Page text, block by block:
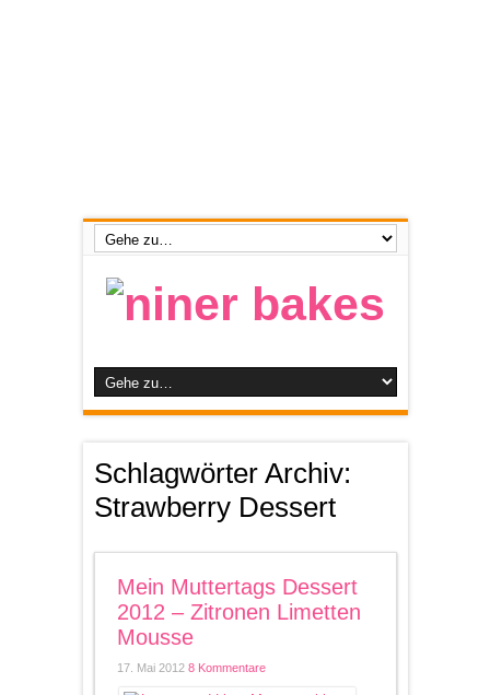
Schlagwörter Archiv:
Strawberry Dessert
Mein Muttertags Dessert
2012 – Zitronen Limetten
Mousse
17. Mai 2012 8 Kommentare